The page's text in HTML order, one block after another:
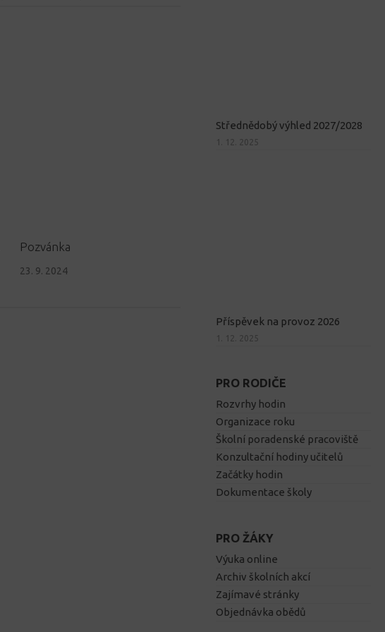
Pozvánka
23. 9. 2024
Střednědobý výhled 2027/2028
1. 12. 2025
Příspěvek na provoz 2026
1. 12. 2025
PRO RODIČE
Rozvrhy hodin
Organizace roku
Školní poradenské pracoviště
Konzultační hodiny učitelů
Začátky hodin
Dokumentace školy
PRO ŽÁKY
Výuka online
Archiv školních akcí
Zajímavé stránky
Objednávka obědů